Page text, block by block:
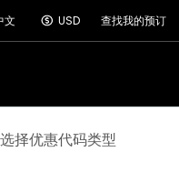
文 USD 查找我的预订
选择优惠代码类型